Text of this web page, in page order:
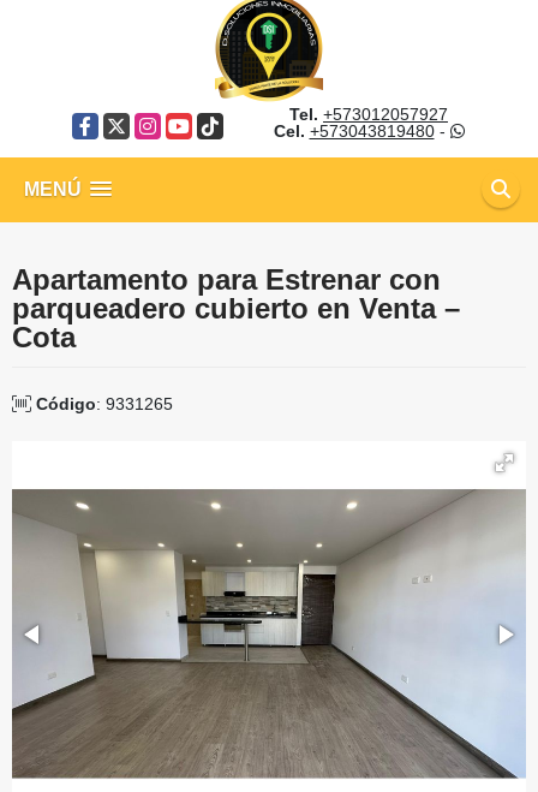
Facebook
X Instagram
YouTube
TikTok
Tel. +573012057927
Cel. +573043819480-
MENÚ
Apartamento para Estrenar con
parqueadero cubierto en Venta –
Cota
Código: 9331265